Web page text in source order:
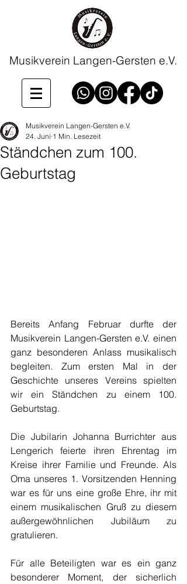
Musikverein Langen-Gersten e.V.
Ständchen zum 100.
Geburtstag
Musikverein Langen-Gersten e.V.
24. Juni 1 Min. Lesezeit
Bereits Anfang Februar durfte der
Musikverein Langen-Gersten e.V. einen
ganz besonderen Anlass musikalisch
begleiten. Zum ersten Mal in der
Geschichte unseres Vereins spielten
wir ein Ständchen zu einem 100.
Geburtstag.
Die Jubilarin Johanna Burrichter aus
Lengerich feierte ihren Ehrentag im
Kreise ihrer Familie und Freunde. Als
Oma unseres 1. Vorsitzenden Henning
war es für uns eine große Ehre, ihr mit
einem musikalischen Gruß zu diesem
außergewöhnlichen Jubiläum zu
gratulieren.
Für alle Beteiligten war es ein ganz
besonderer Moment, der sicherlich